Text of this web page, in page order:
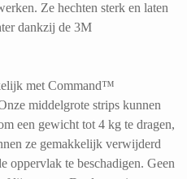
Ze hechten sterk en laten
dankzij de 3M
met Command™
middelgrote strips kunnen
een gewicht tot 4 kg te dragen,
ze gemakkelijk verwijderd
oppervlak te beschadigen. Geen